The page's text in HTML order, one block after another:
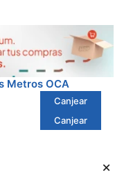
Metros OCA
Canjear
Canjear